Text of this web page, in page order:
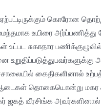
ஏற்பட்டிருக்கும் கொரோன
உயிரை அர்ப்பணித்து
உட்பட சுகாதார
கைதிகளினால்
ஆடைகள் தொகையொன்று மகர
ஜகத் வீரசிங்க